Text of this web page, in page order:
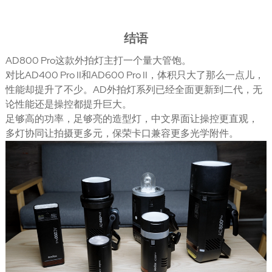
结语
AD800 Pro这款外拍灯主打一个量大管饱。
对比AD400 Pro II和AD600 Pro II，体积只大了那么一点儿，
性能却提升了不少。AD外拍灯系列已经全面更新到二代，无
论性能还是操控都提升巨大。
足够高的功率，足够亮的造型灯，中文界面让操控更直观，
多灯协同让拍摄更多元，保荣卡口兼容更多光学附件。